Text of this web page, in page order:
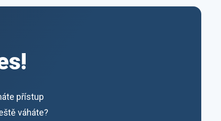
přístup
váháte?